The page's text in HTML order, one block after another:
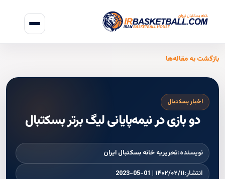
بازگشت به مقاله‌ها
اخبار بسکتبال
دو بازی در نیمه‌پایانی لیگ برتر بسکتبال
نویسنده:تحریریه خانه بسکتبال ایران
انتشار:۱۴۰۲/۰۲/۱۱ | 2023-05-01